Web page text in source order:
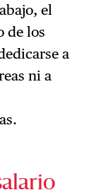
el
de los
a
ni a